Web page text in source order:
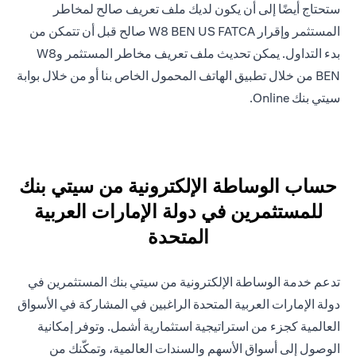
ستحتاج أيضًا إلى أن يكون لديك ملف تعريف صالح لمخاطر
المستثمر وإقرار W8 BEN US FATCA صالح قبل أن تتمكن من
بدء التداول. يمكن تحديث ملف تعريف مخاطر المستثمر وW8
BEN من خلال تطبيق الهاتف المحمول الخاص بنا أو من خلال بوابة
سيتي بنك Online.
حساب الوساطة الإلكترونية من سيتي بنك
للمستثمرين في دولة الإمارات العربية
المتحدة
تدعم خدمة الوساطة الإلكترونية من سيتي بنك المستثمرين في
دولة الإمارات العربية المتحدة الراغبين في المشاركة في الأسواق
العالمية كجزء من استراتيجية استثمارية أشمل. وتوفر إمكانية
الوصول إلى أسواق الأسهم والسندات العالمية، وتمكّنك من